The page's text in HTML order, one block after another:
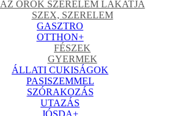
AZ ÖRÖK SZERELEM LAKATJA
SZEX, SZERELEM
GASZTRO
OTTHON+
FÉSZEK
GYERMEK
ÁLLATI CUKISÁGOK
PASISZEMMEL
SZÓRAKOZÁS
UTAZÁS
JÓSDA+